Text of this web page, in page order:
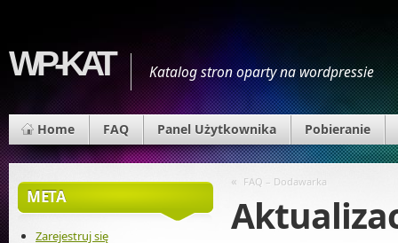
WP-KAT Katalog stron oparty na wordpressie
Home FAQ Panel Użytkownika Pobieranie
« FAQ – Dodawarka
META
Zarejestruj się